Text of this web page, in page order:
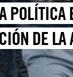
POLÍTICA
DE LA
POR